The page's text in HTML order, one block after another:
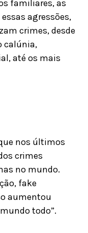
familiares, as
agressões,
crimes, desde
calúnia,
até os mais
nos últimos
crimes
no mundo.
fake
aumentou
todo”.